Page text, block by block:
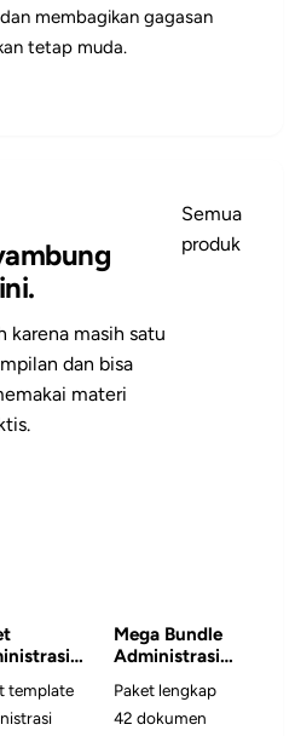
membagikan gagasan
tetap muda.
karena masih satu
dan bisa
materi
Semua
produk
template
Mega Bundle
Administrasi
& RPP/Modul
Ajar Pramuka
Paket lengkap
42 dokumen